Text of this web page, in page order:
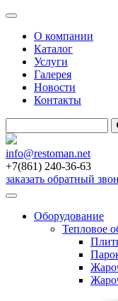
Меню
О компании
Каталог
Услуги
Галерея
Новости
Контакты
info@restoman.net
+7(861) 240-36-63
заказать обратный
Toggle
navigationОборудование
Тепловое